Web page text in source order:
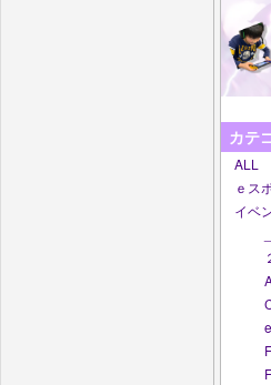
カテ
ALL
ｅス
イベ